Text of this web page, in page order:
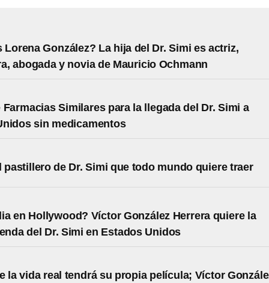
Lorena González? La hija del Dr. Simi es actriz,
abogada y novia de Mauricio Ochmann
Farmacias Similares para la llegada del Dr. Simi a
sin medicamentos
pastillero de Dr. Simi que todo mundo quiere traer
en Hollywood? Víctor González Herrera quiere la
del Dr. Simi en Estados Unidos
la vida real tendrá su propia película; Víctor